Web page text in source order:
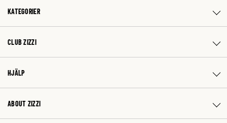
KATEGORIER
CLUB ZIZZI
HJÄLP
ABOUT ZIZZI